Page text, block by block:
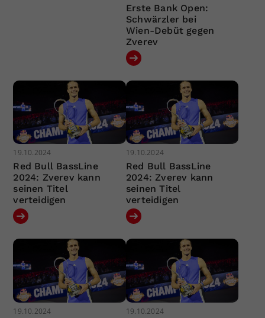
Erste Bank Open:
Schwärzler bei
Wien-Debüt gegen
Zverev
19.10.2024
Red Bull BassLine
2024: Zverev kann
seinen Titel
verteidigen
19.10.2024
Red Bull BassLine
2024: Zverev kann
seinen Titel
verteidigen
19.10.2024 19.10.2024